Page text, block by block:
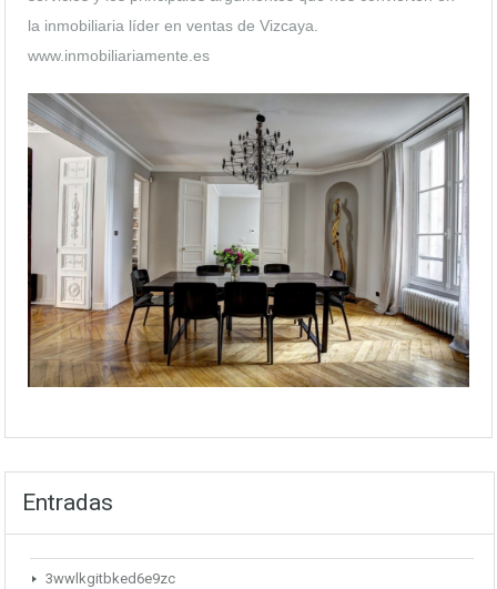
la inmobiliaria líder en ventas de Vizcaya.
www.inmobiliariamente.es
Entradas
3wwlkgitbked6e9zc